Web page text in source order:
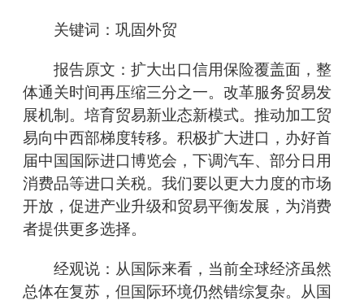
关键词：巩固外贸
报告原文：扩大出口信用保险覆盖面，整
体通关时间再压缩三分之一。改革服务贸易发
展机制。培育贸易新业态新模式。推动加工贸
易向中西部梯度转移。积极扩大进口，办好首
届中国国际进口博览会，下调汽车、部分日用
消费品等进口关税。我们要以更大力度的市场
开放，促进产业升级和贸易平衡发展，为消费
者提供更多选择。
经观说：从国际来看，当前全球经济虽然
总体在复苏，但国际环境仍然错综复杂。从国